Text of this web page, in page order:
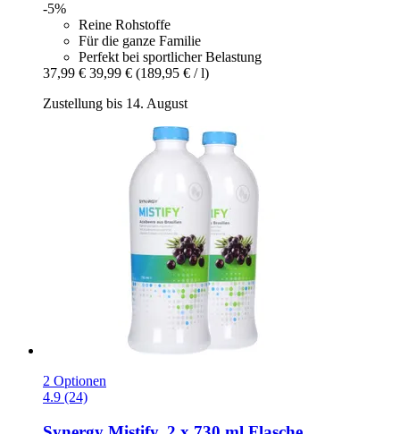
-5%
Reine Rohstoffe
Für die ganze Familie
Perfekt bei sportlicher Belastung
37,99 € 39,99 € (189,95 € / l)
Zustellung bis 14. August
2 Optionen
4.9 (24)